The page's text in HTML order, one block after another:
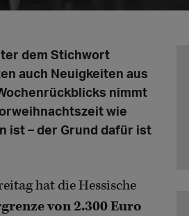
dem Stichwort
auch Neuigkeiten aus
nimmt
wie
ist – der Grund dafür ist
hat die Hessische
von 2.300 Euro